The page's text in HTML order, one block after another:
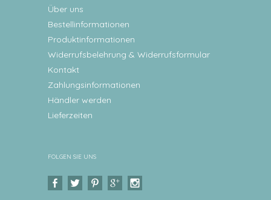
Über uns
Bestellinformationen
Produktinformationen
Widerrufsbelehrung & Widerrufsformular
Kontakt
Zahlungsinformationen
Händler werden
Lieferzeiten
FOLGEN SIE UNS